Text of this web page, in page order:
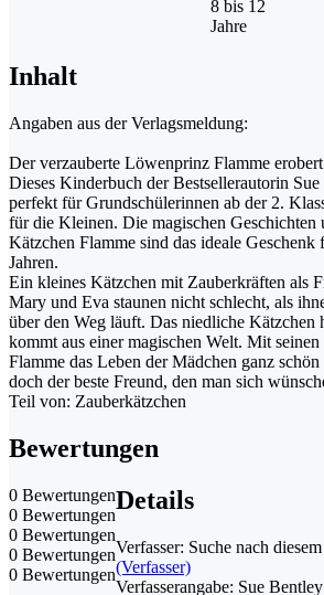
8 bis 12
Jahre
Inhalt
Angaben aus der Verlagsmeldung:
Der verzauberte Löwenprinz Flamme
Dieses Kinderbuch der Bestsellerautorin
perfekt für Grundschülerinnen ab der 2.
für die Kleinen. Die magischen Geschichten
Kätzchen Flamme sind das ideale Geschenk
Jahren.
Ein kleines Kätzchen mit Zauberkräften als
Mary und Eva staunen nicht schlecht, als
über den Weg läuft. Das niedliche Kätzchen
kommt aus einer magischen Welt. Mit
Flamme das Leben der Mädchen ganz
doch der beste Freund, den man sich
Teil von: Zauberkätzchen
Bewertungen
0 Bewertungen
0 Bewertungen
0 Bewertungen
0 Bewertungen
0 Bewertungen
Details
Verfasser: Suche nach
(Verfasser)
Verfasserangabe: Sue